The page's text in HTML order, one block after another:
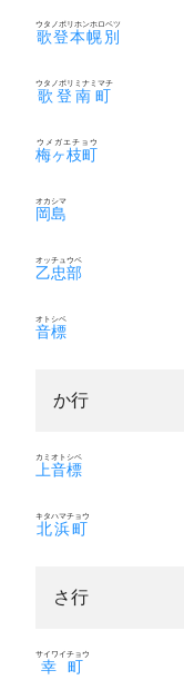
歌登本幌別
ウタノボリホンホロベツ
歌登南町
ウタノボリミナミマチ
梅ヶ枝町
ウメガエチョウ
岡島
オカシマ
乙忠部
オッチュウベ
音標
オトシベ
か行
上音標
カミオトシベ
北浜町
キタハマチョウ
さ行
幸町
サイワイチョウ